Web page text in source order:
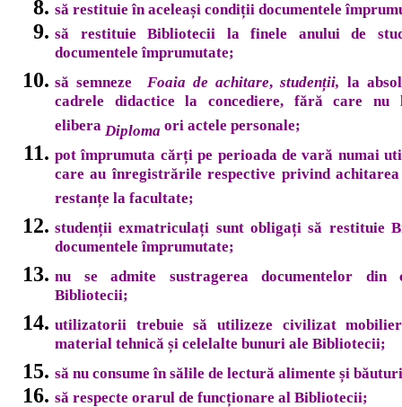
să restituie în aceleași condiții documentele
să restituie Bibliotecii la finele anului de
documentele împrumutate;
să semneze Foaia de achitare,studenții, la
cadrele didactice la concediere, fără care
elibera Diploma ori actele personale;
pot împrumuta cărți pe perioada de vară numai
care au înregistrările respective privind
restanțe la facultate;
studenții exmatriculați sunt obligați să restituie
documentele împrumutate;
nu se admite sustragerea documentelor din
Bibliotecii;
utilizatorii trebuie să utilizeze civilizat
material tehnică și celelalte bunuri ale Bibliotecii;
să nu consume în sălile de lectură alimente și
să respecte orarul de funcționare al Bibliotecii;